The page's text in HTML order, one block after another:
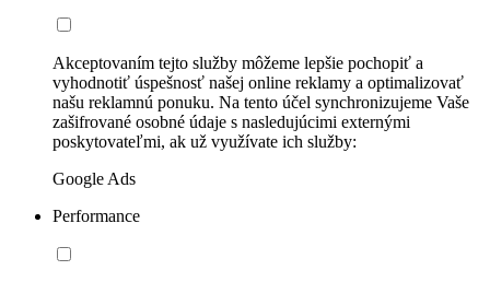
Akceptovaním tejto služby môžeme lepšie pochopiť a
vyhodnotiť úspešnosť našej online reklamy a optimalizovať
našu reklamnú ponuku. Na tento účel synchronizujeme Vaše
zašifrované osobné údaje s nasledujúcimi externými
poskytovateľmi, ak už využívate ich služby:
Google Ads
Performance